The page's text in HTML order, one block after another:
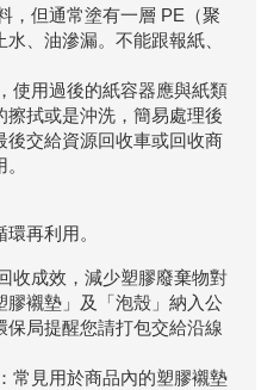
但通常塗有一層 PE（聚
、油滲漏。不能跟報紙、
用過後的紙容器應與紙類
拭或是沖洗，簡易處理後
後交給資源回收車或回收商
再利用。
成效，減少塑膠廢棄物對
襯墊」及「泡殼」納入公
局提醒您請打包交給沿線
見用於商品內的塑膠襯墊